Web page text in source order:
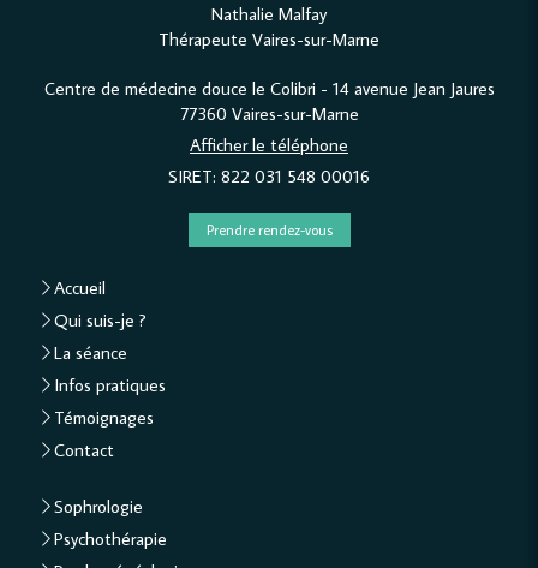
Nathalie Malfay
Thérapeute Vaires-sur-Marne
Centre de médecine douce le Colibri - 14 avenue Jean Jaures
77360 Vaires-sur-Marne
Afficher le téléphone
SIRET: 822 031 548 00016
Prendre rendez-vous
Accueil
Qui suis-je ?
La séance
Infos pratiques
Témoignages
Contact
Sophrologie
Psychothérapie